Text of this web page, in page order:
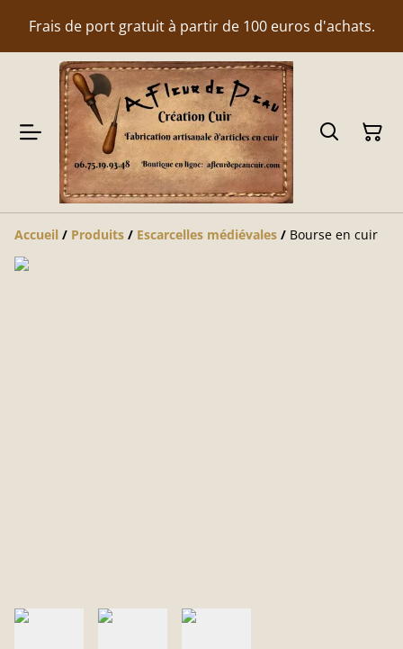
Frais de port gratuit à partir de 100 euros d'achats.
Accueil / Produits / Escarcelles médiévales / Bourse en cuir